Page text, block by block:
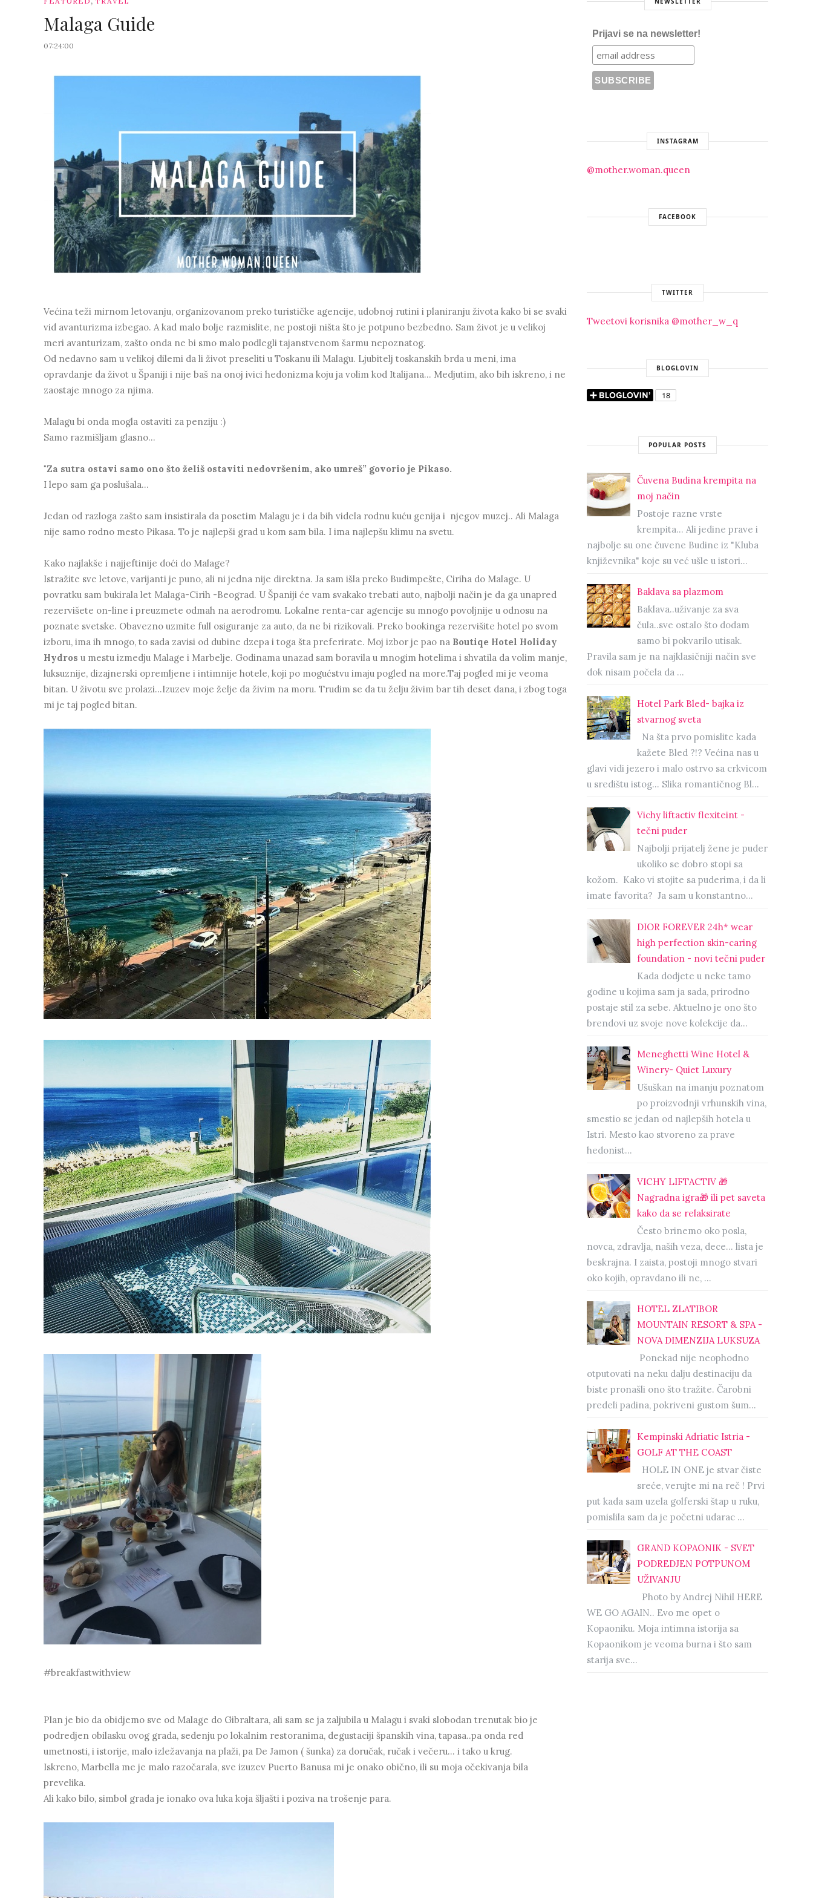
Malaga Guide
07:24:00
Većina teži mirnom letovanju, organizovanom preko turističke agencije, udobnoj rutini i planiranju života kako bi se svaki
vid avanturizma izbegao. A kad malo bolje razmislite, ne postoji ništa što je potpuno bezbedno. Sam život je u velikoj
meri avanturizam, zašto onda ne bi smo malo podlegli tajanstvenom šarmu nepoznatog.
Od nedavno sam u velikoj dilemi da li život preseliti u Toskanu ili Malagu. Ljubitelj toskanskih brda u meni, ima
opravdanje da život u Španiji i nije baš na onoj ivici hedonizma koju ja volim kod Italijana... Medjutim, ako bih iskreno, i ne
zaostaje mnogo za njima.
Malagu bi onda mogla ostaviti za penziju :)
Samo razmišljam glasno...
"Za sutra ostavi samo ono što želiš ostaviti nedovršenim, ako umreš” govorio je Pikaso.
I lepo sam ga poslušala...
Jedan od razloga zašto sam insistirala da posetim Malagu je i da bih videla rodnu kuću genija i njegov muzej.. Ali Malaga
nije samo rodno mesto Pikasa. To je najlepši grad u kom sam bila. I ima najlepšu klimu na svetu.
Kako najlakše i najjeftinije doći do Malage?
Istražite sve letove, varijanti je puno, ali ni jedna nije direktna. Ja sam išla preko Budimpešte, Ciriha do Malage. U
povratku sam bukirala let Malaga-Cirih -Beograd. U Španiji će vam svakako trebati auto, najbolji način je da ga unapred
rezervišete on-line i preuzmete odmah na aerodromu. Lokalne renta-car agencije su mnogo povoljnije u odnosu na
poznate svetske. Obavezno uzmite full osiguranje za auto, da ne bi rizikovali. Preko bookinga rezervišite hotel po svom
izboru, ima ih mnogo, to sada zavisi od dubine dzepa i toga šta preferirate. Moj izbor je pao na Boutiqe Hotel Holiday
Hydros u mestu izmedju Malage i Marbelje. Godinama unazad sam boravila u mnogim hotelima i shvatila da volim manje,
luksuznije, dizajnerski opremljene i intimnije hotele, koji po mogućstvu imaju pogled na more.Taj pogled mi je veoma
bitan. U životu sve prolazi...Izuzev moje želje da živim na moru. Trudim se da tu želju živim bar tih deset dana, i zbog toga
mi je taj pogled bitan.
#breakfastwithview
Plan je bio da obidjemo sve od Malage do Gibraltara, ali sam se ja zaljubila u Malagu i svaki slobodan trenutak bio je
podredjen obilasku ovog grada, sedenju po lokalnim restoranima, degustaciji španskih vina, tapasa..pa onda red
umetnosti, i istorije, malo izležavanja na plaži, pa De Jamon ( šunka) za doručak, ručak i večeru... i tako u krug.
Iskreno, Marbella me je malo razočarala, sve izuzev Puerto Banusa mi je onako obično, ili su moja očekivanja bila
prevelika.
Ali kako bilo, simbol grada je ionako ova luka koja šljašti i poziva na trošenje para.
Prijavi se na newsletter!
INSTAGRAM
@mother.woman.queen
FACEBOOK
TWITTER
Tweetovi korisnika @mother_w_q
BLOGLOVIN
POPULAR POSTS
Čuvena Budina krempita na
moj način
Postoje razne vrste
krempita... Ali jedine prave i
najbolje su one čuvene Budine iz "Kluba
književnika" koje su već ušle u istori...
Baklava sa plazmom
Baklava..uživanje za sva
čula..sve ostalo što dodam
samo bi pokvarilo utisak.
Pravila sam je na najklasičniji način sve
dok nisam počela da ...
Hotel Park Bled- bajka iz
stvarnog sveta
Na šta prvo pomislite kada
kažete Bled ?!? Većina nas u
glavi vidi jezero i malo ostrvo sa crkvicom
u središtu istog… Slika romantičnog Bl...
Vichy liftactiv flexiteint -
tečni puder
Najbolji prijatelj žene je puder
ukoliko se dobro stopi sa
kožom. Kako vi stojite sa puderima, i da li
imate favorita? Ja sam u konstantno...
DIOR FOREVER 24h* wear
high perfection skin-caring
foundation - novi tečni puder
Kada dodjete u neke tamo
godine u kojima sam ja sada, prirodno
postaje stil za sebe. Aktuelno je ono što
brendovi uz svoje nove kolekcije da...
Meneghetti Wine Hotel &
Winery- Quiet Luxury
Ušuškan na imanju poznatom
po proizvodnji vrhunskih vina,
smestio se jedan od najlepših hotela u
Istri. Mesto kao stvoreno za prave
hedonist...
VICHY LIFTACTIV 🎁
Nagradna igra🎁 ili pet saveta
kako da se relaksirate
Često brinemo oko posla,
novca, zdravlja, naših veza, dece… lista je
beskrajna. I zaista, postoji mnogo stvari
oko kojih, opravdano ili ne, ...
HOTEL ZLATIBOR
MOUNTAIN RESORT & SPA -
NOVA DIMENZIJA LUKSUZA
Ponekad nije neophodno
otputovati na neku dalju destinaciju da
biste pronašli ono što tražite. Čarobni
predeli padina, pokriveni gustom šum...
Kempinski Adriatic Istria -
GOLF AT THE COAST
HOLE IN ONE je stvar čiste
sreće, verujte mi na reč ! Prvi
put kada sam uzela golferski štap u ruku,
pomislila sam da je početni udarac ...
GRAND KOPAONIK - SVET
PODREDJEN POTPUNOM
UŽIVANJU
Photo by Andrej Nihil HERE
WE GO AGAIN.. Evo me opet o
Kopaoniku. Moja intimna istorija sa
Kopaonikom je veoma burna i što sam
starija sve...